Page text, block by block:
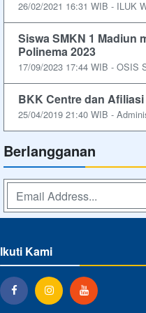
26/02/2021 16:31 WIB - ILUK
Siswa SMKN 1 Madiun
Polinema 2023
17/09/2023 17:44 WIB - OSIS
BKK Centre dan Afiliasi
25/04/2019 21:40 WIB -
Berlangganan
Ikuti Kami